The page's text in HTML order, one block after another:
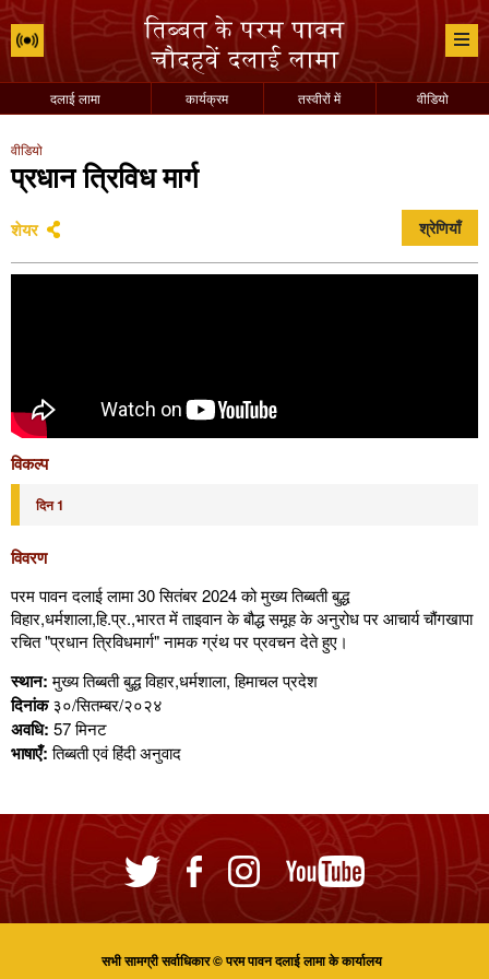
दलाई लामा कार्यक्रम तस्वीरों में वीडियो
वीडियो
प्रधान त्रिविध मार्ग
शेयर श्रेणियाँ
विकल्प
दिन 1
विवरण
परम पावन दलाई लामा 30 सितंबर 2024 को मुख्य तिब्बती बुद्ध
विहार,धर्मशाला,हि.प्र.,भारत में ताइवान के बौद्ध समूह के अनुरोध पर आचार्य चौंगखापा
रचित "प्रधान त्रिविधमार्ग" नामक ग्रंथ पर प्रवचन देते हुए।
स्थान:मुख्य तिब्बती बुद्ध विहार,धर्मशाला, हिमाचल प्रदेश
दिनांक३०/सितम्बर/२०२४
अवधि: 57 मिनट
भाषाएँ:तिब्बती एवं हिंदी अनुवाद
सभी सामग्री सर्वाधिकार © परम पावन दलाई लामा के कार्यालय